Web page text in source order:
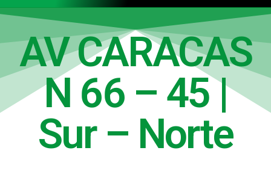
AV CARACAS
N 66 – 45 |
Sur – Norte